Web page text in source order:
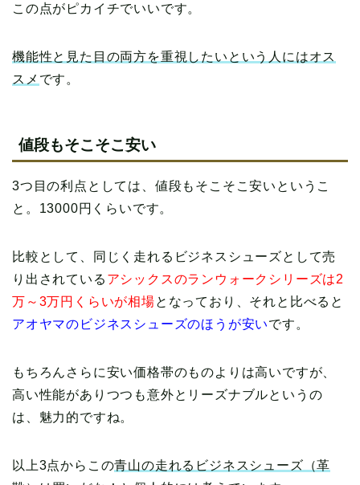
この点がピカイチでいいです。
機能性と見た目の両方を重視したいという人にはオス
スメ です。
値段もそこそこ安い
3つ目の利点としては、値段もそこそこ安いというこ
と。13000円くらいです。
比較として、同じく走れるビジネスシューズとして売
り出されている アシックスのランウォークシリーズは2
万～3万円くらいが相場となっており、それと比べると
アオヤマのビジネスシューズのほうが安いです。
もちろんさらに安い価格帯のものよりは高いですが、
高い性能がありつつも意外とリーズナブルというの
は、魅力的ですね。
以上3点からこの青山の走れるビジネスシューズ（革